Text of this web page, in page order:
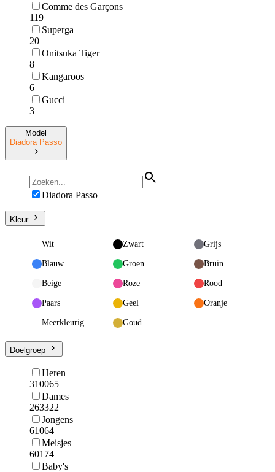
Comme des Garçons
119
Superga
20
Onitsuka Tiger
8
Kangaroos
6
Gucci
3
Model
Diadora Passo
Diadora Passo
Kleur
Wit Zwart Grijs
Blauw Groen Bruin
Beige Roze Rood
Paars Geel Oranje
Meerkleurig Goud
Doelgroep
Heren
310065
Dames
263322
Jongens
61064
Meisjes
60174
Baby's